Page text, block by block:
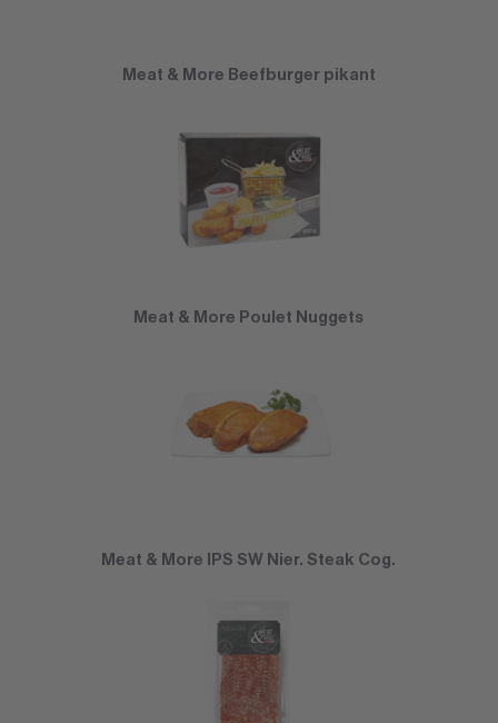
Meat & More Beefburger pikant
Meat & More Poulet Nuggets
Meat & More IPS SW Nier. Steak Cog.